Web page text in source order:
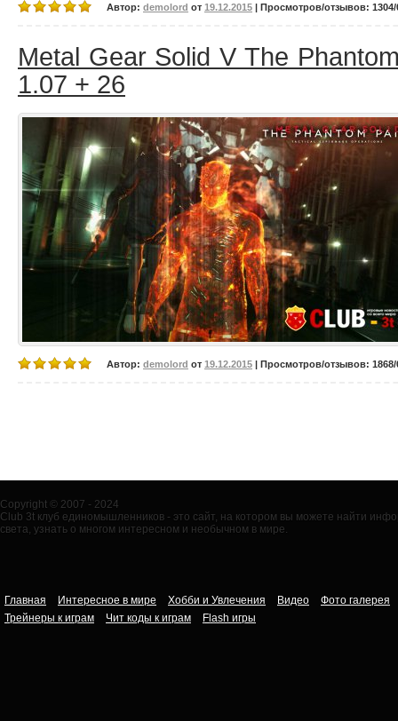
Автор: demolord от 19.12.2015 | Просмотров/отзывов: 1304/
Metal Gear Solid V The
1.07 + 26
Автор: demolord от 19.12.2015 | Просмотров/отзывов: 1868/
Copyright © 2007 - 2024
Club 3t клуб единомышленников - это сайт, на котором вы можете найти
света, узнать о многом интересном и необычном в мире.
Главная Интересное в мире Хобби и Увлечения Видео
Фото галерея
Трейнеры к играм
Чит коды к играм Flash игры